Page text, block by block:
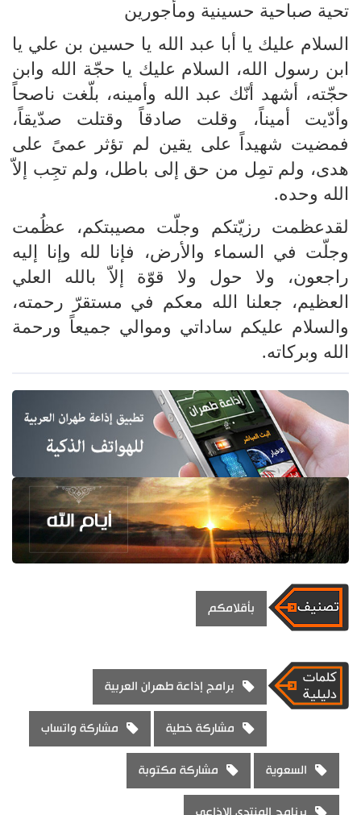
تحية صباحية حسينية ومأجورين
السلام عليك يا أبا عبد الله يا حسين بن علي يا
ابن رسول الله، السلام عليك يا حجّة الله وابن
حجّته، أشهد أنّك عبد الله وأمينه، بلّغت ناصحاً
وأدّيت أميناً، وقلت صادقاً وقتلت صدّيقاً،
فمضيت شهيداً على يقين لم تؤثر عمىً على
هدى، ولم تمِل من حق إلى باطل، ولم تجِب إلاّ
الله وحده.
لقدعظمت رزيّتكم وجلّت مصيبتكم، عظُمت
وجلّت في السماء والأرض، فإنا لله وإنا إليه
راجعون، ولا حول ولا قوّة إلاّ بالله العلي
العظيم، جعلنا الله معكم في مستقرّ رحمته،
والسلام عليكم ساداتي وموالي جميعاً ورحمة
الله وبركاته.
بأقلامكم
برامج إذاعة طهران العربية
مشاركة خطية مشاركة واتساب
السعوية مشاركة مكتوبة